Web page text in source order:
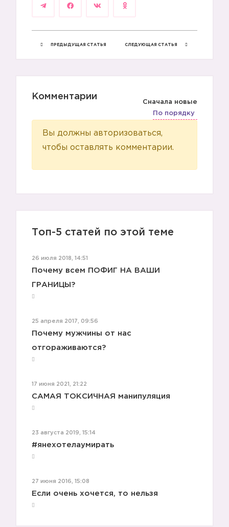
ПРЕДЫДУЩАЯ СТАТЬЯ СЛЕДУЮЩАЯ СТАТЬЯ
Комментарии
Сначала новые
По порядку
Вы должны авторизоваться,
чтобы оставлять комментарии.
Топ-5 статей по этой теме
26 июля 2018, 14:51
Почему всем ПОФИГ НА ВАШИ
ГРАНИЦЫ?
25 апреля 2017, 09:56
Почему мужчины от нас
отгораживаются?
17 июня 2021, 21:22
САМАЯ ТОКСИЧНАЯ манипуляция
23 августа 2019, 15:14
#янехотелаумирать
27 июня 2016, 15:08
Если очень хочется, то нельзя